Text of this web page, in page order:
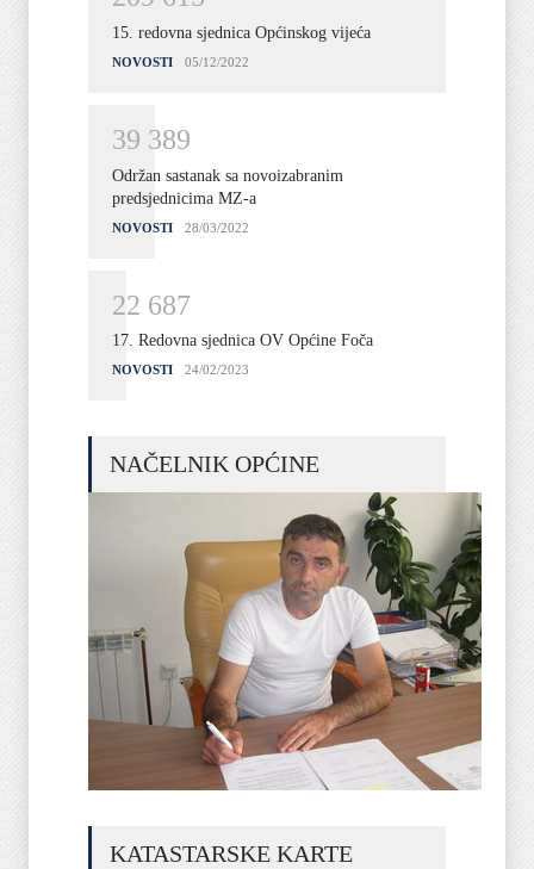
15. redovna sjednica Općinskog vijeća
NOVOSTI 05/12/2022
39 389
Održan sastanak sa novoizabranim
predsjednicima MZ-a
NOVOSTI 28/03/2022
22 687
17. Redovna sjednica OV Općine Foča
NOVOSTI 24/02/2023
NAČELNIK OPĆINE
KATASTARSKE KARTE